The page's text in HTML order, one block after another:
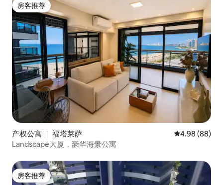
房客推荐
房客推荐
产权公寓 ｜ 福塔莱萨 平均评分 4.98
4.98 (88)
Landscape大厦，豪华海景公寓
房客推荐
房客推荐